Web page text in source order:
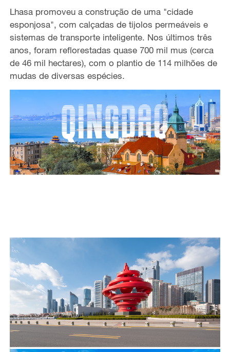
Lhasa promoveu a construção de uma "cidade
esponjosa", com calçadas de tijolos permeáveis e
sistemas de transporte inteligente. Nos últimos três
anos, foram reflorestadas quase 700 mil mus (cerca
de 46 mil hectares), com o plantio de 114 milhões de
mudas de diversas espécies.